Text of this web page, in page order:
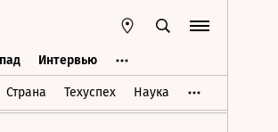
Интервью
Страна Техуспех Наука
Запад Интервью